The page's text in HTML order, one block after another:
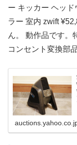
ー キッカー ヘッ
ラー 室内 zwift
ん。 動作品です。
コンセント変換部